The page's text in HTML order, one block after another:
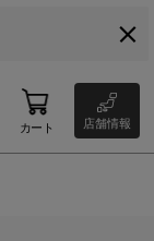
カート 店舗情報